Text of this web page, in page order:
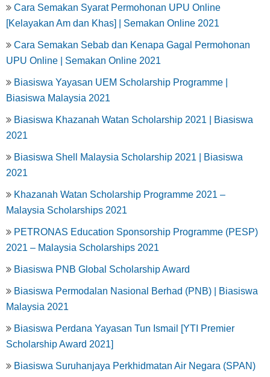
Cara Semakan Syarat Permohonan UPU Online
[Kelayakan Am dan Khas] | Semakan Online 2021
Cara Semakan Sebab dan Kenapa Gagal Permohonan
UPU Online | Semakan Online 2021
Biasiswa Yayasan UEM Scholarship Programme |
Biasiswa Malaysia 2021
Biasiswa Khazanah Watan Scholarship 2021 | Biasiswa
2021
Biasiswa Shell Malaysia Scholarship 2021 | Biasiswa
2021
Khazanah Watan Scholarship Programme 2021 –
Malaysia Scholarships 2021
PETRONAS Education Sponsorship Programme (PESP)
2021 – Malaysia Scholarships 2021
Biasiswa PNB Global Scholarship Award
Biasiswa Permodalan Nasional Berhad (PNB) | Biasiswa
Malaysia 2021
Biasiswa Perdana Yayasan Tun Ismail [YTI Premier
Scholarship Award 2021]
Biasiswa Suruhanjaya Perkhidmatan Air Negara (SPAN)